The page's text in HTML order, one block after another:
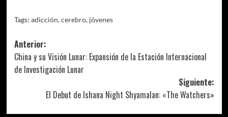
Tags: adicción,cerebro, jóvenes
Navegación
de
entradas
Anterior:
China y su Visión Lunar: Expansión de la Estación Internacional
de Investigación Lunar
Siguiente:
El Debut de Ishana Night Shyamalan: «The Watchers»